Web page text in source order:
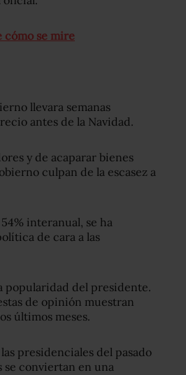
cómo se mire
llevara semanas
antes de la Navidad.
y de acaparar bienes
culpan de la escasez a
interanual, se ha
de cara a las
popularidad del presidente.
de opinión muestran
últimos meses.
presidenciales del pasado
se conviertan en una